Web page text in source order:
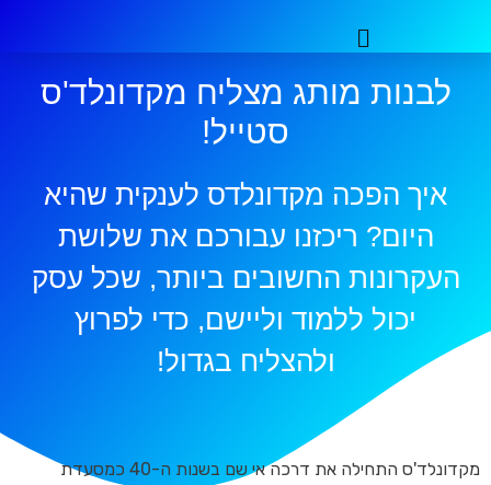
לבנות מותג מצליח מקדונלד'ס
סטייל!
איך הפכה מקדונלדס לענקית שהיא
היום? ריכזנו עבורכם את שלושת
העקרונות החשובים ביותר, שכל עסק
יכול ללמוד וליישם, כדי לפרוץ
ולהצליח בגדול!
מקדונלד'ס התחילה את דרכה אי שם בשנות ה-40 כמסעדת